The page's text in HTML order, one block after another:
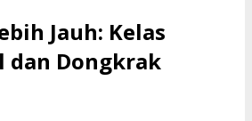
Jauh: Kelas
dan Dongkrak